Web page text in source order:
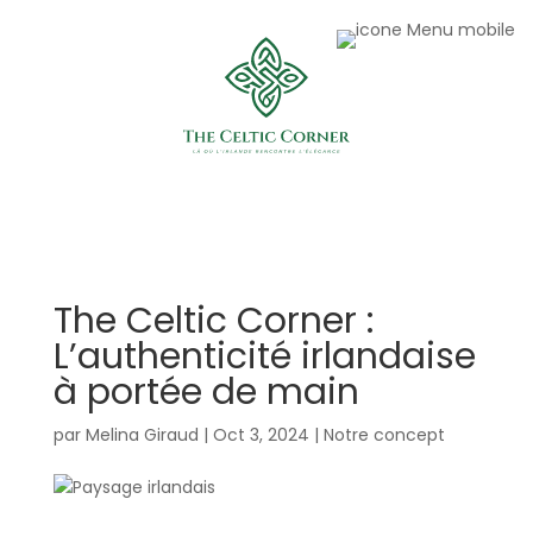
The Celtic Corner :
L’authenticité irlandaise
à portée de main
par Melina Giraud | Oct 3, 2024 | Notre concept